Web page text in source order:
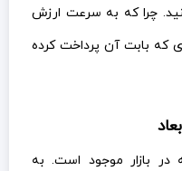
چرا که به سرعت ارزش
که بابت آن پرداخت کرده
در بازار موجود است. به